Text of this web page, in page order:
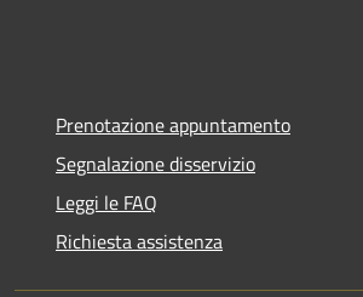
Prenotazione appuntamento
Segnalazione disservizio
Leggi le FAQ
Richiesta assistenza